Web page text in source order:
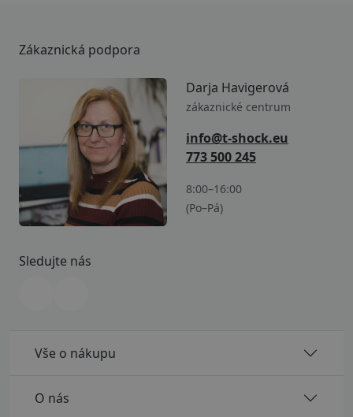
Vše o nákupu
O nás
Zákaznická podpora
Darja Havigerová
zákaznické centrum
info@t-shock.eu
773 500 245
8:00–16:00
(Po–Pá)
Sledujte nás